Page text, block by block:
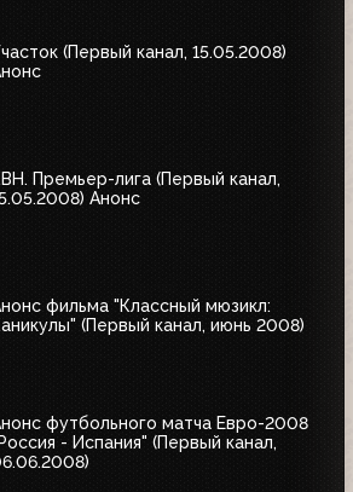
(Первый канал, 15.05.2008)
Премьер-лига (Первый канал,
Анонс
фильма "Классный мюзикл:
(Первый канал, июнь 2008)
футбольного матча Евро-2008
- Испания" (Первый канал,